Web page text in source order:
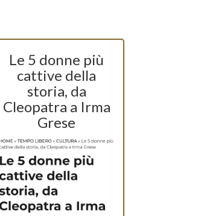
Le 5 donne più
cattive della
storia, da
Cleopatra a Irma
Grese